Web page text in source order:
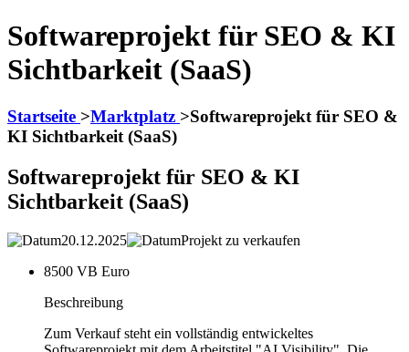
Softwareprojekt für SEO & KI
Sichtbarkeit (SaaS)
Startseite >Marktplatz >Softwareprojekt für SEO &
KI Sichtbarkeit (SaaS)
Softwareprojekt für SEO & KI
Sichtbarkeit (SaaS)
20.12.2025
Projekt zu verkaufen
8500 VB Euro
Beschreibung
Zum Verkauf steht ein vollständig entwickeltes